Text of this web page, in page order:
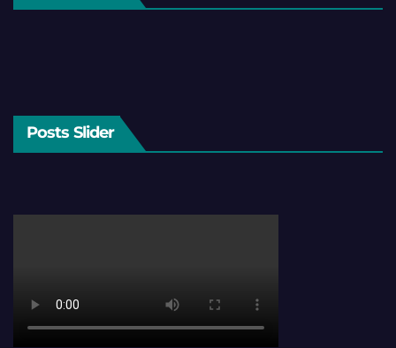
Posts Slider